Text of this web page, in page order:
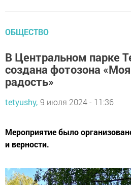
ОБЩЕСТВО
В Центральном парке
создана фотозона
радость»
tetyushy, 9 июля 2024 - 11:36
Мероприятие было
и верности.